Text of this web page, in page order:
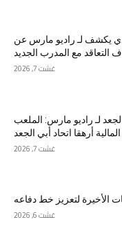
يكشف لـ راديو مارس عن
التعاقد مع المدرب الجديد
غشت 7, 2026
لـ راديو مارس: الملعب
أرهقا اتحاد أبي الجعد
غشت 7, 2026
الأخيرة لتعزيز خط دفاعه
غشت 6, 2026